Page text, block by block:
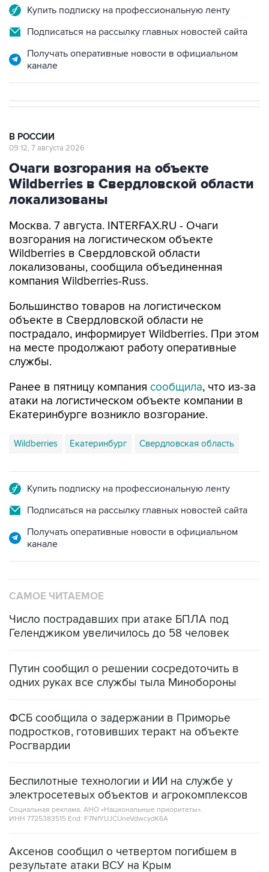
Купить подписку на профессиональную ленту
Подписаться на рассылку главных новостей сайта
Получать оперативные новости в официальном
канале
В РОССИИ
09:12, 7 августа 2026
Очаги возгорания на объекте
Wildberries в Свердловской области
локализованы
Москва. 7 августа. INTERFAX.RU - Очаги
возгорания на логистическом объекте
Wildberries в Свердловской области
локализованы, сообщила объединенная
компания Wildberries-Russ.
Большинство товаров на логистическом
объекте в Свердловской области не
пострадало, информирует Wildberries. При этом
на месте продолжают работу оперативные
службы.
Ранее в пятницу компания сообщила, что из-за
атаки на логистическом объекте компании в
Екатеринбурге возникло возгорание.
Wildberries Екатеринбург Свердловская область
Купить подписку на профессиональную ленту
Подписаться на рассылку главных новостей сайта
Получать оперативные новости в официальном
канале
САМОЕ ЧИТАЕМОЕ
Число пострадавших при атаке БПЛА под
Геленджиком увеличилось до 58 человек
Путин сообщил о решении сосредоточить в
одних руках все службы тыла Минобороны
ФСБ сообщила о задержании в Приморье
подростков, готовивших теракт на объекте
Росгвардии
Беспилотные технологии и ИИ на службе у
электросетевых объектов и агрокомплексов
Социальная реклама, АНО «Национальные приоритеты».
ИНН 7725383515 Erid: F7NfYUJCUneVdwcydK6A
Аксенов сообщил о четвертом погибшем в
результате атаки ВСУ на Крым